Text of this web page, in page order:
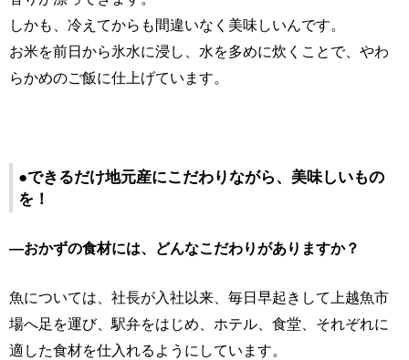
しかも、冷えてからも間違いなく美味しいんです。
お米を前日から氷水に浸し、水を多めに炊くことで、やわ
らかめのご飯に仕上げています。
●できるだけ地元産にこだわりながら、美味しいもの
を！
―おかずの食材には、どんなこだわりがありますか？
魚については、社長が入社以来、毎日早起きして上越魚市
場へ足を運び、駅弁をはじめ、ホテル、食堂、それぞれに
適した食材を仕入れるようにしています。